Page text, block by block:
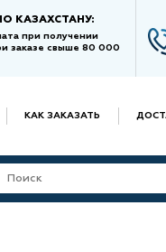
КАЗАХСТАНУ:
при получении
заказе свыше 80 000
КАК ЗАКАЗАТЬ